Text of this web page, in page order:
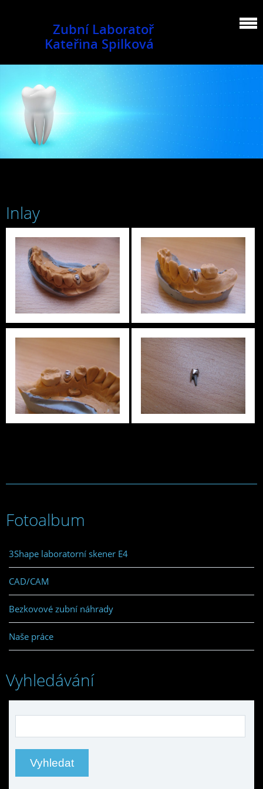
Zubní Laboratoř
Kateřina Spilková
Inlay
Fotoalbum
3Shape laboratorní skener E4
CAD/CAM
Bezkovové zubní náhrady
Naše práce
Vyhledávání